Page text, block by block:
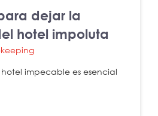
dejar la
hotel impoluta
impecable es esencial